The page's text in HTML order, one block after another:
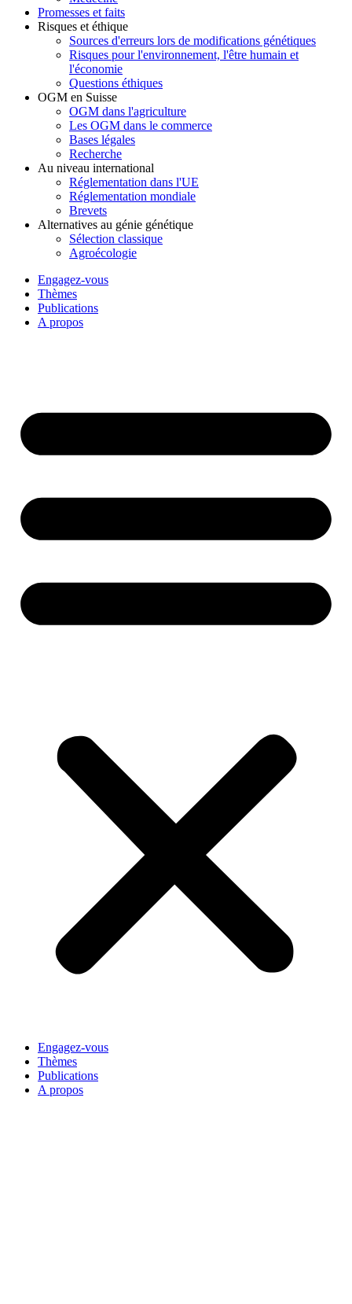
Promesses et faits
Risques et éthique
Sources d'erreurs lors de modifications génétiques
Risques pour l'environnement, l'être humain et
l'économie
Questions éthiques
OGM en Suisse
OGM dans l'agriculture
Les OGM dans le commerce
Bases légales
Recherche
Au niveau international
Réglementation dans l'UE
Réglementation mondiale
Brevets
Alternatives au génie génétique
Sélection classique
Agroécologie
Engagez-vous
Thèmes
Publications
A propos
Engagez-vous
Thèmes
Publications
A propos